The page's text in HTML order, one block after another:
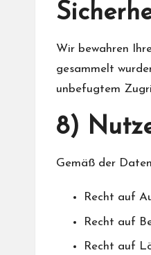
Wir bewahren
gesammelt
unbefugtem
8)
Gemäß der
Recht auf
Recht auf
Recht auf